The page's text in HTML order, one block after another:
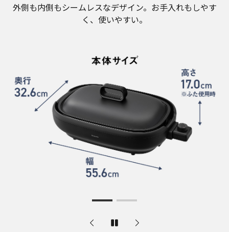
外側も内側もシームレスなデザイン。お手入れもしやす
く、使いやすい。